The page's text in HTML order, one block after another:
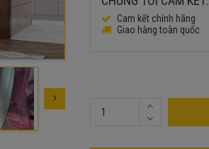
Cam kết chính hãng
Giao hàng toàn quốc